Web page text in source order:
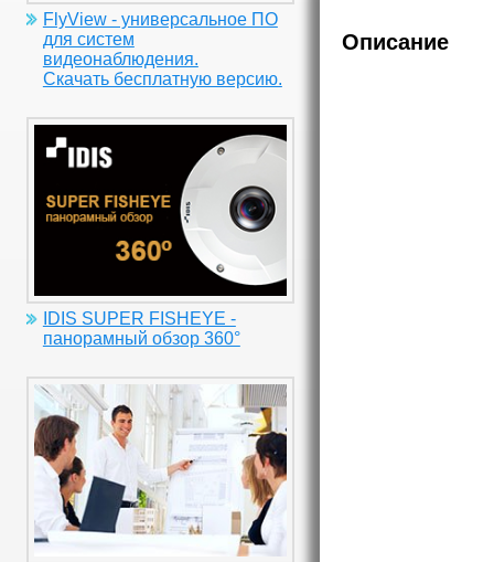
FlyView - универсальное ПО
для систем
видеонаблюдения.
Скачать бесплатную версию.
IDIS SUPER FISHEYE -
панорамный обзор 360°
Описание